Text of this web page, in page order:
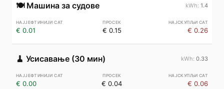
🍽️ Машина за судове 1.4
€ 0.01 € 0.15 € 0.26
🧹 Усисавање (30 мин) 0.33
€ 0.00 € 0.04 € 0.06